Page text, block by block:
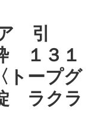
引
１３１
ープグ
ラクラ